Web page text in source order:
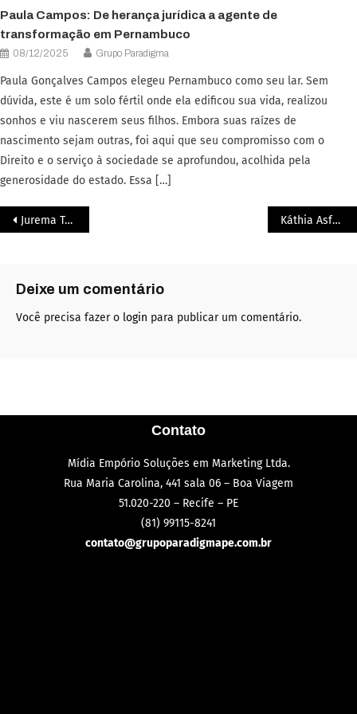
Paula Campos: De herança jurídica a agente de
transformação em Pernambuco
08/12/2025 Grupo Paradigma
Paula Gonçalves Campos elegeu Pernambuco como seu lar. Sem
dúvida, este é um solo fértil onde ela edificou sua vida, realizou
sonhos e viu nascerem seus filhos. Embora suas raízes de
nascimento sejam outras, foi aqui que seu compromisso com o
Direito e o serviço à sociedade se aprofundou, acolhida pela
generosidade do estado. Essa […]
Jurema Telles: Excelência e Responsabilidade Social na Oncologia Brasileira Káthia Asfora: Talento, criatividade e ousadia no empreendedorismo pernambucano
Deixe um comentário
Você precisa fazer o login para publicar um comentário.
Contato
Mídia Empório Soluções em Marketing Ltda.
Rua Maria Carolina, 441 sala 06 – Boa Viagem
51.020-220 – Recife – PE
(81) 99115-8241
contato@grupoparadigmape.com.br